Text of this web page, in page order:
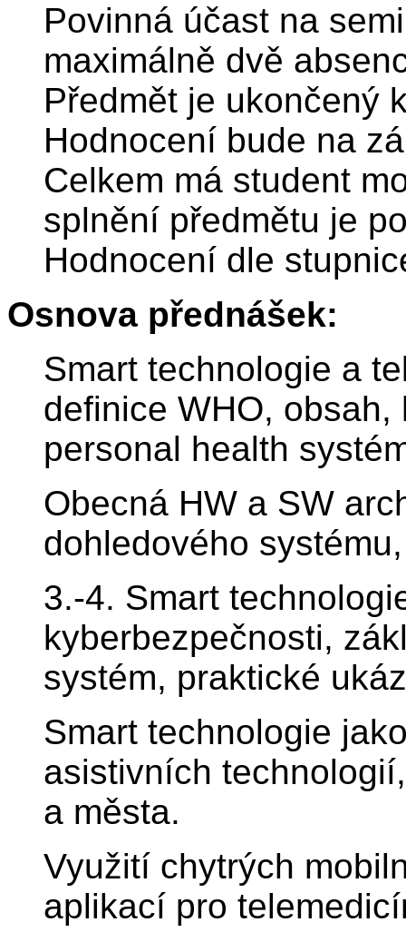
Povinná účast na
maximálně dvě
Předmět je ukončený
Hodnocení bude na
Celkem má student
splnění předmětu je
Hodnocení dle
Osnova přednášek:
Smart technologie a
definice WHO,
personal health
Obecná HW a SW
dohledového
3.-4. Smart
kyberbezpečnosti,
systém, praktické
Smart technologie
asistivních
a města.
Využití chytrých
aplikací pro